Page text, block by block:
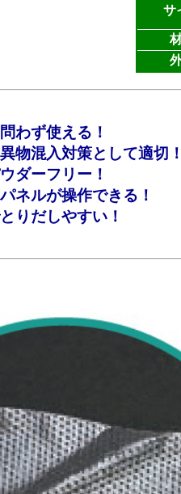
サ
わず使える！
物混入対策として適切
ダーフリー！
ネルが操作できる！
りだしやすい！